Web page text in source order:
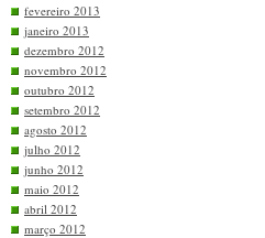
fevereiro 2013
janeiro 2013
dezembro 2012
novembro 2012
outubro 2012
setembro 2012
agosto 2012
julho 2012
junho 2012
maio 2012
abril 2012
março 2012